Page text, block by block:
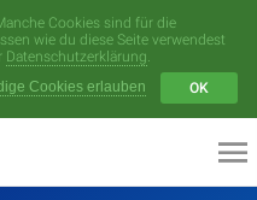
Cookies sind für die
wie du diese Seite verwendest
Datenschutzerklärung.
Cookies erlauben
OK
Menü
Videoarchiv